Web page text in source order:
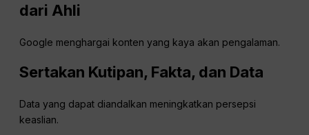
dari Ahli
Google menghargai konten yang kaya akan pengalaman.
Sertakan Kutipan, Fakta, dan Data
Data yang dapat diandalkan meningkatkan persepsi
keaslian.